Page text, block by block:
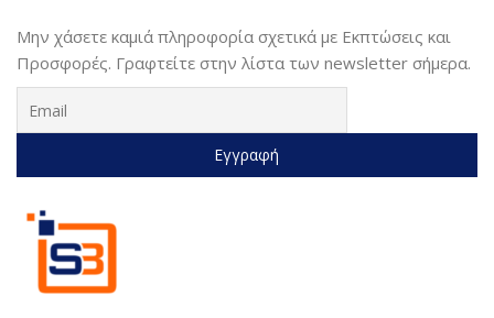
Μην χάσετε καμιά πληροφορία σχετικά με Εκπτώσεις και
Προσφορές. Γραφτείτε στην λίστα των newsletter σήμερα.